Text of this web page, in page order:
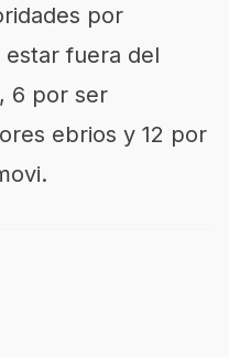
por
fuera del
6 por ser
ebrios y 12 por